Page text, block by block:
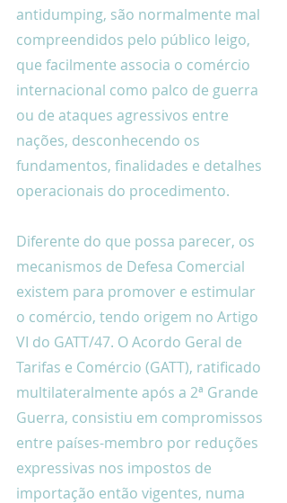
antidumping, são normalmente mal
compreendidos pelo público leigo,
que facilmente associa o comércio
internacional como palco de guerra
ou de ataques agressivos entre
nações, desconhecendo os
fundamentos, finalidades e detalhes
operacionais do procedimento.
Diferente do que possa parecer, os
mecanismos de Defesa Comercial
existem para promover e estimular
o comércio, tendo origem no Artigo
VI do GATT/47. O Acordo Geral de
Tarifas e Comércio (GATT), ratificado
multilateralmente após a 2ª Grande
Guerra, consistiu em compromissos
entre países-membro por reduções
expressivas nos impostos de
importação então vigentes, numa